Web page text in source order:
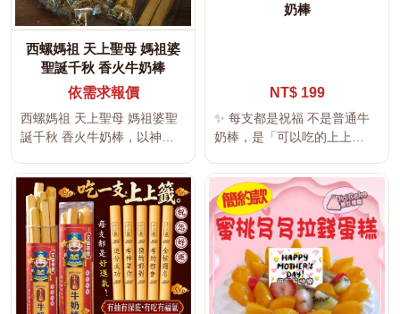
西螺媽祖 天上聖母 媽祖婆
聖誕千秋 香火牛奶棒
依需求報價
西螺媽祖 天上聖母 媽祖婆聖
誕千秋 香火牛奶棒，以神明
傳統...
奶棒
NT$ 199
✨ 每支都是祝福 不是普通牛
奶棒，是「可以吃的上上
肚子...